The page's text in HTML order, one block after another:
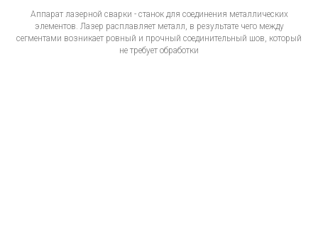
Аппарат лазерной сварки - станок для соединения металлических
элементов. Лазер расплавляет металл, в результате чего между
сегментами возникает ровный и прочный соединительный шов, который
не требует обработки